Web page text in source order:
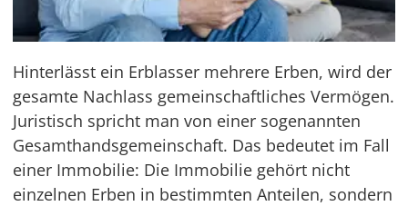
Hinterlässt ein Erblasser mehrere Erben, wird der
gesamte Nachlass gemeinschaftliches Vermögen.
Juristisch spricht man von einer sogenannten
Gesamthandsgemeinschaft. Das bedeutet im Fall
einer Immobilie: Die Immobilie gehört nicht
einzelnen Erben in bestimmten Anteilen, sondern